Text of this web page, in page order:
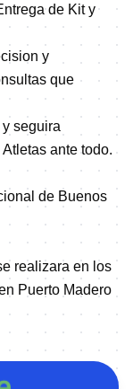
de Kit y
y
que
seguira
ante todo.
de Buenos
realizara en los
Puerto Madero